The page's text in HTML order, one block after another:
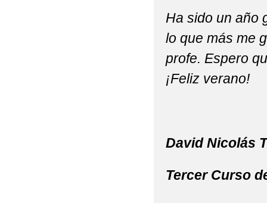
Ha sido un año
lo que más me
profe. Espero
¡Feliz verano!
David Nicolás
Tercer Curso